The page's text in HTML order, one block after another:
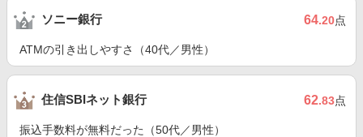
ソニー銀行 64.20点
ATMの引き出しやすさ（40代／男性）
住信SBIネット銀行 62.83点
振込手数料が無料だった（50代／男性）